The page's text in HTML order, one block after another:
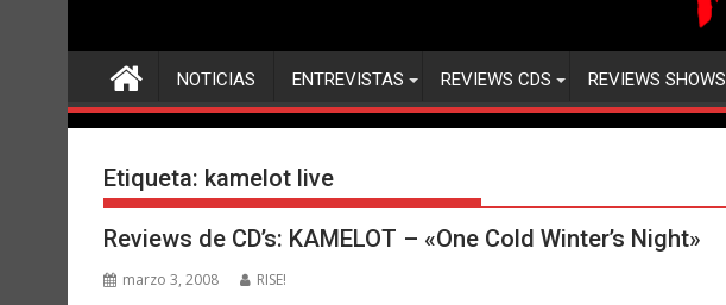
NOTICIAS ENTREVISTAS REVIEWS CDS REVIEWS SHOWS
Etiqueta: kamelot live
Reviews de CD’s: KAMELOT – «One Cold Winter’s Night»
marzo 3, 2008 RISE!